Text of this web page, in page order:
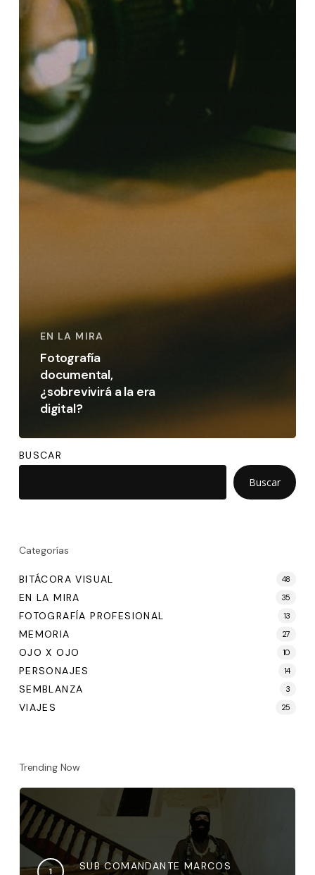
EN LA MIRA
Fotografía
documental,
¿sobrevivirá a la era
digital?
BUSCAR
Buscar
Categorías
BITÁCORA VISUAL 48
EN LA MIRA 35
FOTOGRAFÍA PROFESIONAL 13
MEMORIA 27
OJO X OJO 10
PERSONAJES 14
SEMBLANZA 3
VIAJES 25
Trending Now
SUB COMANDANTE MARCOS